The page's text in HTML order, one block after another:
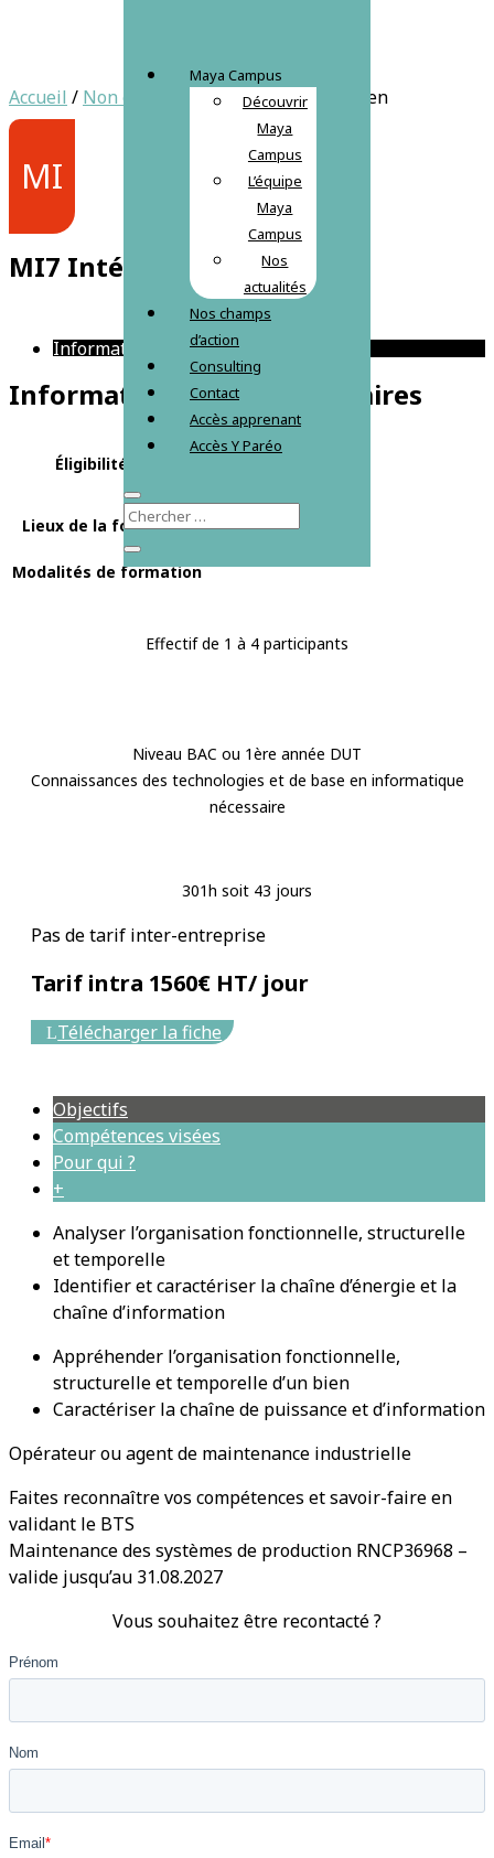
Maya Campus
Découvrir
Maya
Campus
L’équipe
Maya
Campus
Nos
actualités
Nos champs
d’action
Consulting
Contact
Accès apprenant
Accès Y Paréo
Accueil / Non classé / MI7 Intégration du bien
MI
MI7 Intégration du bien
Informations complémentaires
Informations complémentaires
Éligibilité CPF
Lieux de la formation En intra-entreprise
Modalités de formation
Effectif de 1 à 4 participants
Niveau BAC ou 1ère année DUT
Connaissances des technologies et de base en informatique
nécessaire
301h soit 43 jours
Pas de tarif inter-entreprise
Tarif intra 1560€ HT/ jour
Télécharger la fiche
Objectifs
Compétences visées
Pour qui ?
+
Analyser l’organisation fonctionnelle, structurelle
et temporelle
Identifier et caractériser la chaîne d’énergie et la
chaîne d’information
Appréhender l’organisation fonctionnelle,
structurelle et temporelle d’un bien
Caractériser la chaîne de puissance et d’information
Opérateur ou agent de maintenance industrielle
Faites reconnaître vos compétences et savoir-faire en
validant le BTS
Maintenance des systèmes de production RNCP36968 –
valide jusqu’au 31.08.2027
Vous souhaitez être recontacté ?